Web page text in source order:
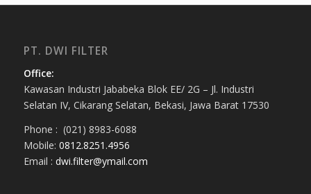
PT. DWI FILTER
Office:
Kawasan Industri Jababeka Blok EE/ 2G – Jl. Industri
Selatan IV, Cikarang Selatan, Bekasi, Jawa Barat 17530
Phone : (021) 8983-6088
Mobile: 0812.8251.4956
Email : dwi.filter@ymail.com